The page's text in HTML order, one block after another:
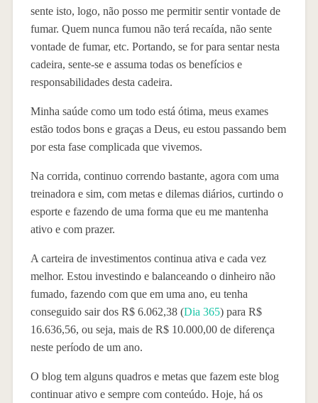
sente isto, logo, não posso me permitir sentir vontade de
fumar. Quem nunca fumou não terá recaída, não sente
vontade de fumar, etc. Portando, se for para sentar nesta
cadeira, sente-se e assuma todas os benefícios e
responsabilidades desta cadeira.
Minha saúde como um todo está ótima, meus exames
estão todos bons e graças a Deus, eu estou passando bem
por esta fase complicada que vivemos.
Na corrida, continuo correndo bastante, agora com uma
treinadora e sim, com metas e dilemas diários, curtindo o
esporte e fazendo de uma forma que eu me mantenha
ativo e com prazer.
A carteira de investimentos continua ativa e cada vez
melhor. Estou investindo e balanceando o dinheiro não
fumado, fazendo com que em uma ano, eu tenha
conseguido sair dos R$ 6.062,38 (Dia 365) para R$
16.636,56, ou seja, mais de R$ 10.000,00 de diferença
neste período de um ano.
O blog tem alguns quadros e metas que fazem este blog
continuar ativo e sempre com conteúdo. Hoje, há os